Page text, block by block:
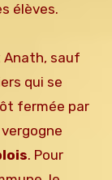
élèves.
Anath, sauf
qui se
fermée par
. Pour